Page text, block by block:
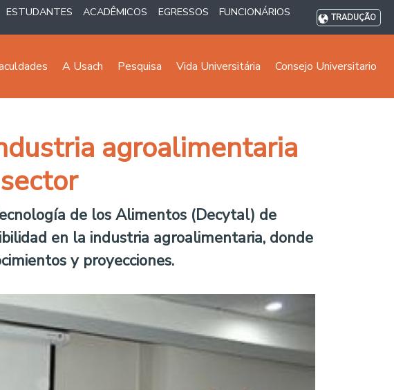
ESTUDANTES ACADÊMICOS EGRESSOS FUNCIONÁRIOS TRADUÇÃO
A Usach Pesquisa Vida Universitária Consejo Universitario
agroalimentaria
de los Alimentos (Decytal) de
en la industria agroalimentaria, donde
y proyecciones.